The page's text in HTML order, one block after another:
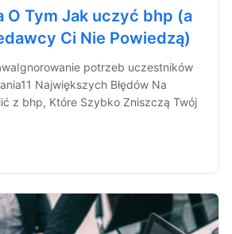
O Tym Jak uczyć bhp (a
Ci Nie Powiedzą)
potrzeb uczestników
Największych Błędów Na
z bhp, Które Szybko Zniszczą Twój